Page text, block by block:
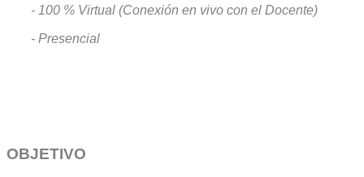
- 100 % Virtual (Conexión en vivo con el Docente)
- Presencial
OBJETIVO